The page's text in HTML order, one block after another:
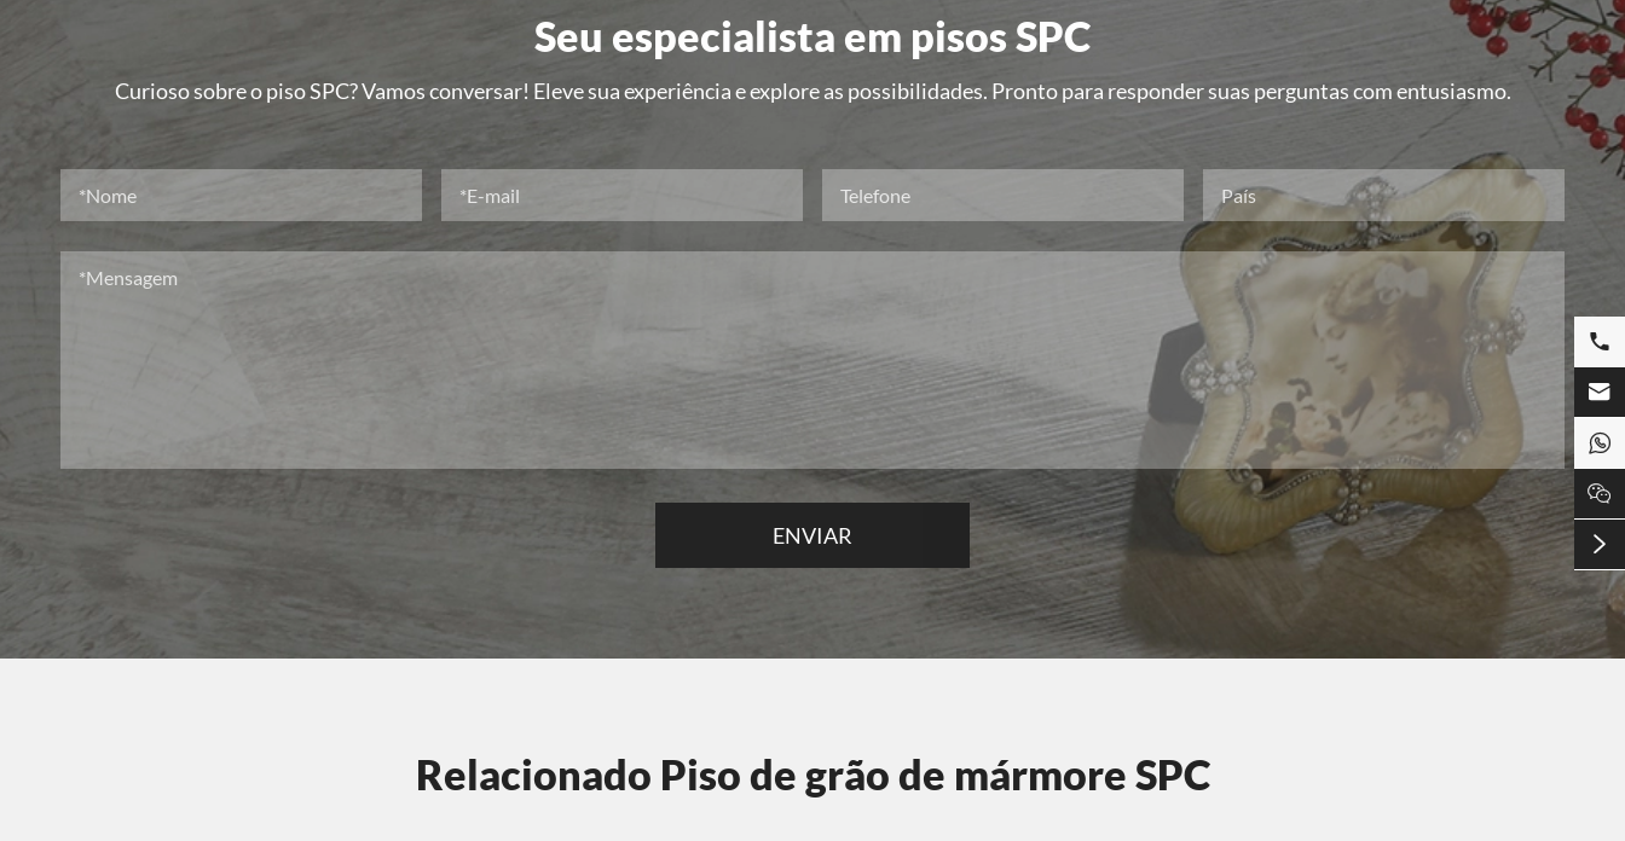
Seu especialista em pisos SPC
Curioso sobre o piso SPC? Vamos conversar! Eleve sua experiência e explore as possibilidades. Pronto para responder suas perguntas com entusiasmo.
Relacionado Piso de grão de mármore SPC




